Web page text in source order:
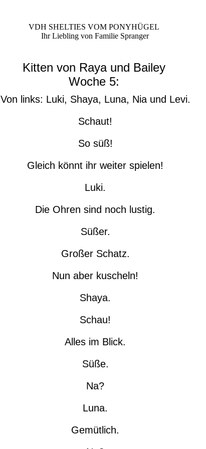
VDH SHELTIES VOM PONYHÜGEL
Ihr Liebling von Familie Spranger
Kitten von Raya und Bailey
Woche 5:
Von links: Luki, Shaya, Luna, Nia und Levi.
Schaut!
So süß!
Gleich könnt ihr weiter spielen!
Luki.
Die Ohren sind noch lustig.
Süßer.
Großer Schatz.
Nun aber kuscheln!
Shaya.
Schau!
Alles im Blick.
Süße.
Na?
Luna.
Gemütlich.